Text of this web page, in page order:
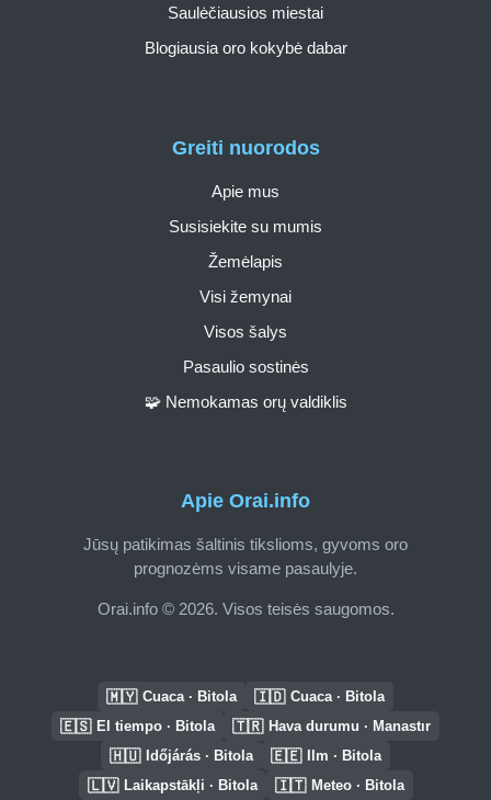
Apie Orai.info
Jūsų patikimas šaltinis tikslioms, gyvoms oro
prognozėms visame pasaulyje.
Orai.info © 2026. Visos teisės saugomos.
Greiti nuorodos
Apie mus
Susisiekite su mumis
Žemėlapis
Visi žemynai
Visos šalys
Pasaulio sostinės
🧩 Nemokamas orų valdiklis
Saulėčiausios miestai
Blogiausia oro kokybė dabar
🇲🇾 Cuaca · Bitola 🇮🇩 Cuaca · Bitola
🇪🇸 El tiempo · Bitola 🇹🇷 Hava durumu · Manastır
🇭🇺 Időjárás · Bitola 🇪🇪 Ilm · Bitola
🇱🇻 Laikapstākļi · Bitola 🇮🇹 Meteo · Bitola